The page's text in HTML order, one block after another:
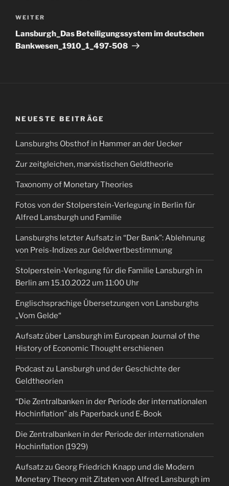
Nächster
Beitrag
WEITER
Lansburgh_Das Beteiligungssystem im deutschen
Bankwesen_1910_1_497-508
NEUESTE BEITRÄGE
Lansburghs Obsthof in Hammer an der Uecker
Zur zeitgleichen, marxistischen Geldtheorie
Taxonomy of Monetary Theories
Fotos von der Stolperstein-Verlegung in Berlin für
Alfred Lansburgh und Familie
Lansburghs letzter Aufsatz in “Der Bank”: Ablehnung
von Preis-Indizes zur Geldwertbestimmung
Stolperstein-Verlegung für die Familie Lansburgh in
Berlin am 15.10.2022 um 11:00 Uhr
Englischsprachige Übersetzungen von Lansburghs
„Vom Gelde“
Aufsatz über Lansburgh im European Journal of the
History of Economic Thought erschienen
Podcast zu Lansburgh und der Geschichte der
Geldtheorien
“Die Zentralbanken in der Periode der internationalen
Hochinflation” als Paperback und E-Book
Die Zentralbanken in der Periode der internationalen
Hochinflation (1929)
Aufsatz zu Georg Friedrich Knapp und die Modern
Monetary Theory mit Zitaten von Alfred Lansburgh im